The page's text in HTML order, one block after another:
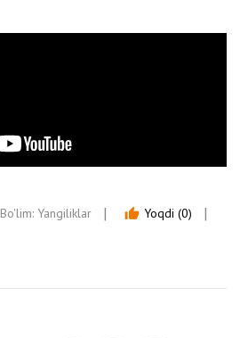
Bo'lim: Yangiliklar thumb_up Yoqdi (0)